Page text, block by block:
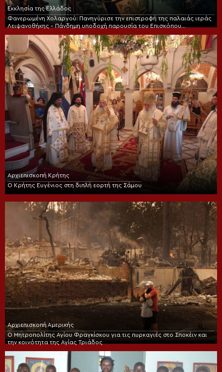
Εκκλησία της Ελλάδος
Φανερωμένη Χολαργού: Πανηγύρισε την επιστροφή της παλαιάς ιεράς
Λειψανοθήκης – Πάνδημη υποδοχή παρουσία του Επισκόπου
Αρχιεπισκοπή Κρήτης
Ο Κρήτης Ευγένιος στη διπλή εορτή της Σάμου
Αρχιεπισκοπή Αμερικής
Ο Μητροπολίτης Αγίου Φραγκίσκου για τις πυρκαγιές στο Σποκέιν και
την κοινότητα της Αγίας Τριάδος